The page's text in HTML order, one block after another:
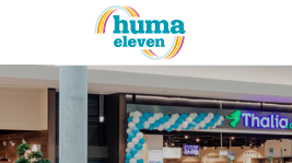
PRESSEAUSSENDUNGEN
Center & Marken